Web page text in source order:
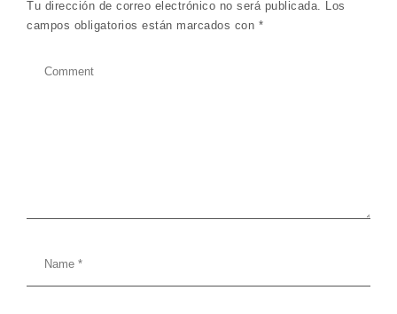
Tu dirección de correo electrónico no será publicada. Los
campos obligatorios están marcados con *